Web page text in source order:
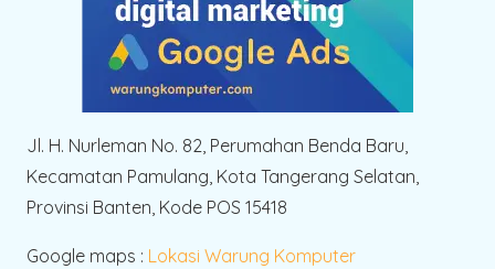
Jl. H. Nurleman No. 82, Perumahan Benda Baru,
Kecamatan Pamulang, Kota Tangerang Selatan,
Provinsi Banten, Kode POS 15418
Google maps : Lokasi Warung Komputer